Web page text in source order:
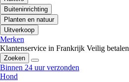
Buiteninrichting
Planten en natuur
Uitverkoop
Merken
Klantenservice in Frankrijk Veilig betalen
Zoeken
Binnen 24 uur verzonden
Hond